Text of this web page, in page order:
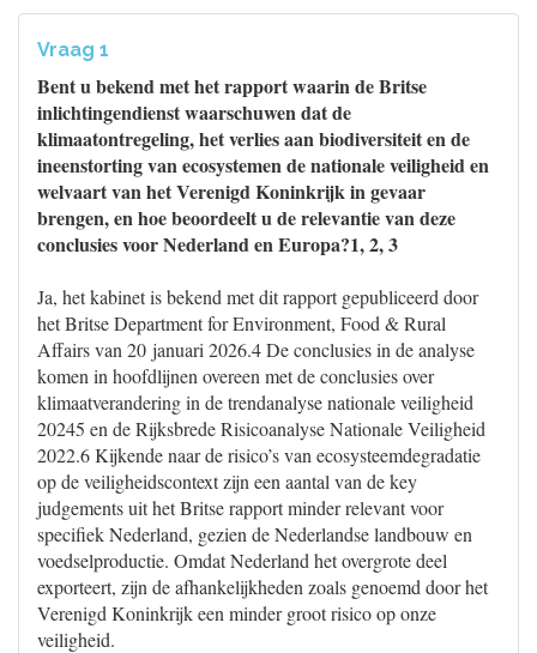
Vraag 1
Bent u bekend met het rapport waarin de Britse
inlichtingendienst waarschuwen dat de
klimaatontregeling, het verlies aan biodiversiteit en de
ineenstorting van ecosystemen de nationale veiligheid en
welvaart van het Verenigd Koninkrijk in gevaar
brengen, en hoe beoordeelt u de relevantie van deze
conclusies voor Nederland en Europa?1, 2, 3
Ja, het kabinet is bekend met dit rapport gepubliceerd door
het Britse Department for Environment, Food & Rural
Affairs van 20 januari 2026.4 De conclusies in de analyse
komen in hoofdlijnen overeen met de conclusies over
klimaatverandering in de trendanalyse nationale veiligheid
20245 en de Rijksbrede Risicoanalyse Nationale Veiligheid
2022.6 Kijkende naar de risico’s van ecosysteemdegradatie
op de veiligheidscontext zijn een aantal van de key
judgements uit het Britse rapport minder relevant voor
specifiek Nederland, gezien de Nederlandse landbouw en
voedselproductie. Omdat Nederland het overgrote deel
exporteert, zijn de afhankelijkheden zoals genoemd door het
Verenigd Koninkrijk een minder groot risico op onze
veiligheid.